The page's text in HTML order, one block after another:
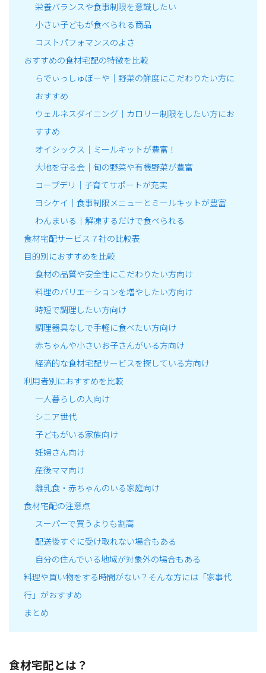
栄養バランスや食事制限を意識したい
小さい子どもが食べられる商品
コストパフォマンスのよさ
おすすめの食材宅配の特徴を比較
らでぃっしゅぼーや｜野菜の鮮度にこだわりたい方に
おすすめ
ウェルネスダイニング｜カロリー制限をしたい方にお
すすめ
オイシックス｜ミールキットが豊富！
大地を守る会｜旬の野菜や有機野菜が豊富
コープデリ｜子育てサポートが充実
ヨシケイ｜食事制限メニューとミールキットが豊富
わんまいる｜解凍するだけで食べられる
食材宅配サービス７社の比較表
目的別におすすめを比較
食材の品質や安全性にこだわりたい方向け
料理のバリエーションを増やしたい方向け
時短で調理したい方向け
調理器具なしで手軽に食べたい方向け
赤ちゃんや小さいお子さんがいる方向け
経済的な食材宅配サービスを探している方向け
利用者別におすすめを比較
一人暮らしの人向け
シニア世代
子どもがいる家族向け
妊婦さん向け
産後ママ向け
離乳食・赤ちゃんのいる家庭向け
食材宅配の注意点
スーパーで買うよりも割高
配送後すぐに受け取れない場合もある
自分の住んでいる地域が対象外の場合もある
料理や買い物をする時間がない？そんな方には「家事代
行」がおすすめ
まとめ
食材宅配とは？